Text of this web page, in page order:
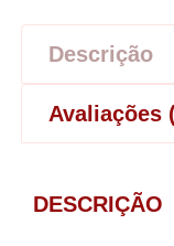
Descrição
Avaliações
DESCRIÇÃO